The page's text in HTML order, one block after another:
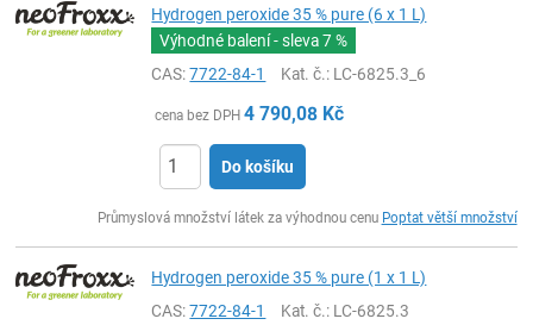
Hydrogen peroxide 35 % pure (6 x 1 L)
Výhodné balení - sleva7 %
CAS:7722-84-1 Kat. č.: LC-6825.3_6
cena bez DPH 4 790,08 Kč
Do košíku
Průmyslová množství látek za výhodnou cenu Poptat větší množství
Hydrogen peroxide 35 % pure (1 x 1 L)
CAS:7722-84-1 Kat. č.: LC-6825.3